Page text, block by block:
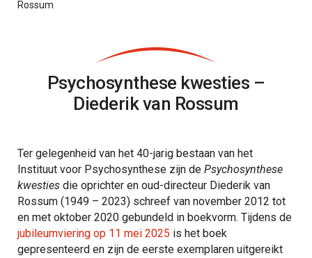
Rossum
Psychosynthese kwesties –
Diederik van Rossum
Ter gelegenheid van het 40-jarig bestaan van het
Instituut voor Psychosynthese zijn de Psychosynthese
kwesties die oprichter en oud-directeur Diederik van
Rossum (1949 – 2023) schreef van november 2012 tot
en met oktober 2020 gebundeld in boekvorm. Tijdens de
jubileumviering op 11 mei 2025 is het boek
gepresenteerd en zijn de eerste exemplaren uitgereikt